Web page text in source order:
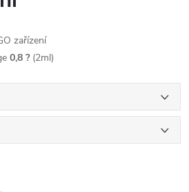
zařízení
0,8 ?(2ml)